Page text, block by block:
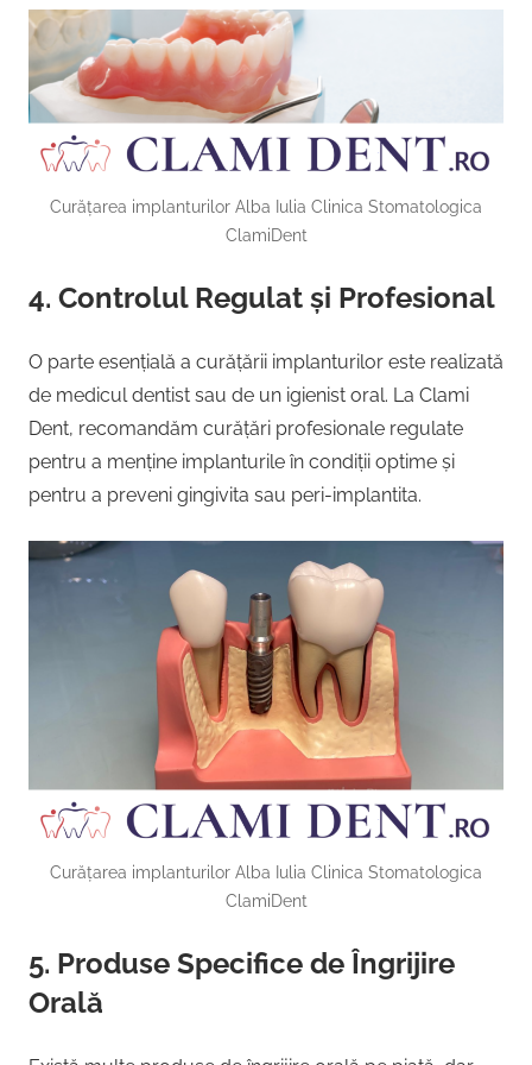
Curățarea implanturilor Alba Iulia Clinica Stomatologica
ClamiDent
4. Controlul Regulat și Profesional
O parte esențială a curățării implanturilor este realizată
de medicul dentist sau de un igienist oral. La Clami
Dent, recomandăm curățări profesionale regulate
pentru a menține implanturile în condiții optime și
pentru a preveni gingivita sau peri-implantita.
Curățarea implanturilor Alba Iulia Clinica Stomatologica
ClamiDent
5. Produse Specifice de Îngrijire
Orală